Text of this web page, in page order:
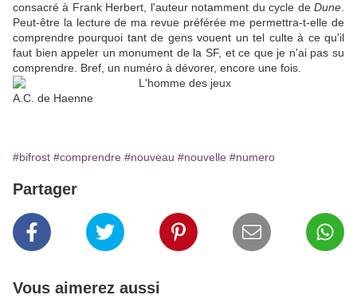
consacré à Frank Herbert, l'auteur notamment du cycle de Dune
Peut-être la lecture de ma revue préférée me permettra-t-elle de
comprendre pourquoi tant de gens vouent un tel culte à ce qu'il
faut bien appeler un monument de la SF, et ce que je n'ai pas su
comprendre. Bref, un numéro à dévorer, encore une fois.
A.C. de Haenne
#bifrost #comprendre #nouveau #nouvelle #numero
Partager
Vous aimerez aussi